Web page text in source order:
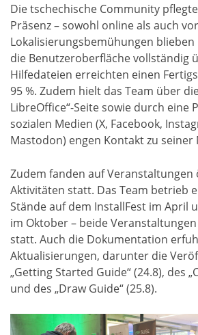
Die tschechische Community
Präsenz – sowohl online als auch
Lokalisierungsbemühungen
die Benutzeroberfläche vollständig
Hilfedateien erreichten einen
95 %. Zudem hielt das Team über
LibreOffice“-Seite sowie durch eine
sozialen Medien (X, Facebook,
Mastodon) engen Kontakt zu seiner
Zudem fanden auf
Aktivitäten statt. Das Team betrieb
Stände auf dem InstallFest im April
im Oktober – beide
statt. Auch die Dokumentation
Aktualisierungen, darunter die
„Getting Started Guide“ (24.8), des
und des „Draw Guide“ (25.8).